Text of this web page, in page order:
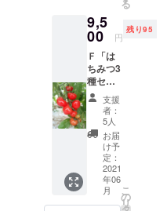
セット
です。
料込み
※定価
10,900
円
（税・
送料込
み）の
CAMPF
IRE価格
の１
０％off
※国内発
菜の花
はちみ
つ250ｇ
×１箱 ※
商品の
ラベル
デザイ
ン変更
を依頼
してい
ます。
写真の
ラベル
と違う
ものに
る
9,5
00 円
残り95
Ｆ「は
ちみつ3
種セッ
ト+野菜
の詰め
合わ
せ」 は
ちみつ3
種類
セット
とお野
菜の詰
め合わ
支援
者：
5人
お届
け予
定：
2021
年06
月
こ
の
リ